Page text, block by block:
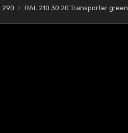
290 RAL 210 30 20 Transporter green